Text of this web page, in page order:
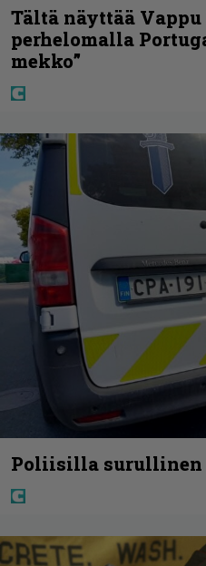
Tältä näyttää
perhelomalla
mekko”
Poliisilla surullinen